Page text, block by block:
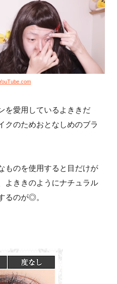
を愛用しているよききだ
クのためおとなしめのブラ
ものを使用すると目だけが
よききのようにナチュラル
るのが◎。